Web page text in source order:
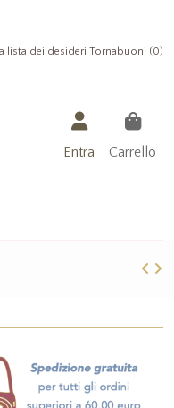
lista dei desideri Tornabuoni (0)
Entra Carrello